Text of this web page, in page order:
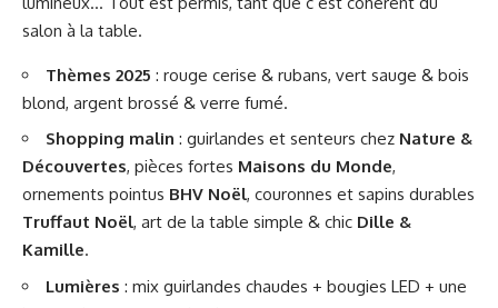
salon à la table.
Thèmes 2025 : rouge cerise & rubans, vert sauge & bois
blond, argent brossé & verre fumé.
Shopping malin : guirlandes et senteurs chez Nature &
Découvertes, pièces fortes Maisons du Monde,
ornements pointus BHV Noël, couronnes et sapins durables
Truffaut Noël, art de la table simple & chic Dille &
Kamille.
Lumières : mix guirlandes chaudes + bougies LED + une